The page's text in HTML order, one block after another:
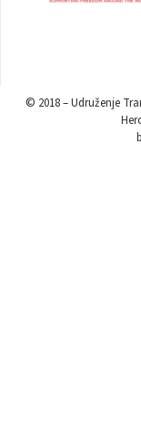
© 2018 – Udruženje